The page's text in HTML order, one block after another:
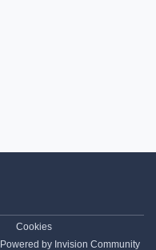
Cookies
Powered by Invision Community